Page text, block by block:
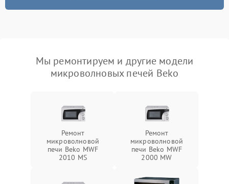
Мы ремонтируем и другие модели
микроволновых печей Beko
Ремонт
микроволновой
печи Beko MWF
2010 MS
Ремонт
микроволновой
печи Beko MWF
2000 MW